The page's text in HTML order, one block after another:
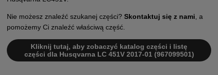
Nie możesz znaleźć szukanej części? Skontaktuj się z nami , a
pomożemy Ci znaleźć właściwą część.
Kliknij tutaj, aby zobaczyć katalog części i listę
części dla Husqvarna LC 451V 2017-01 (967099501)